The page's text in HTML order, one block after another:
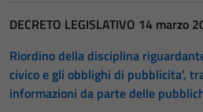
DECRETO LEGISLATIVO 14 marzo
Riordino della disciplina
civico e gli obblighi di pubblicita’,
informazioni da parte delle